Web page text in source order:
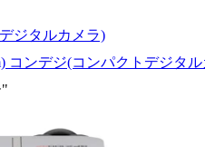
ジタルカメラ)
コンデジ(コンパクトデジタ